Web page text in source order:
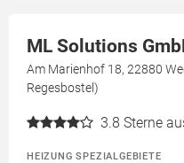
ML Solutions
Am Marienhof 18, 22880
Regesbostel)
3.8 Sterne
HEIZUNG SPEZIALGEBIETE